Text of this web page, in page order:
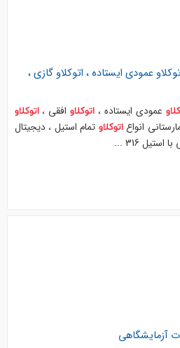
عمودی ایستاده ، اتوکلاو گازی ،
عمودی ایستاده ، اتوکلاوافقی ،اتوکلاو
انواعاتوکلاو تمام استیل ، دیجیتال
استیل 316 ...
آزمایشگاهی